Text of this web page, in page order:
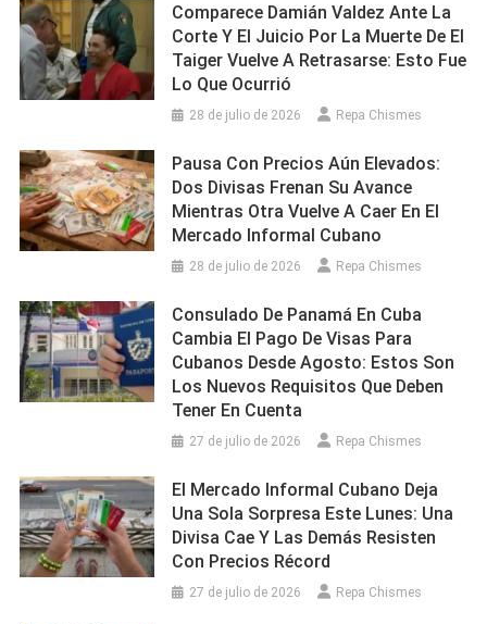
Comparece Damián Valdez Ante La
Corte Y El Juicio Por La Muerte De El
Taiger Vuelve A Retrasarse: Esto Fue
Lo Que Ocurrió
28 de julio de 2026 Repa Chismes
Pausa Con Precios Aún Elevados:
Dos Divisas Frenan Su Avance
Mientras Otra Vuelve A Caer En El
Mercado Informal Cubano
28 de julio de 2026 Repa Chismes
Consulado De Panamá En Cuba
Cambia El Pago De Visas Para
Cubanos Desde Agosto: Estos Son
Los Nuevos Requisitos Que Deben
Tener En Cuenta
27 de julio de 2026 Repa Chismes
El Mercado Informal Cubano Deja
Una Sola Sorpresa Este Lunes: Una
Divisa Cae Y Las Demás Resisten
Con Precios Récord
27 de julio de 2026 Repa Chismes